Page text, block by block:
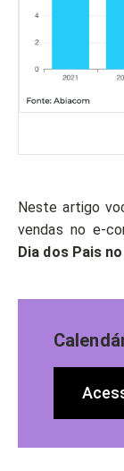
Neste artigo
vendas no e-
Dia dos Pais